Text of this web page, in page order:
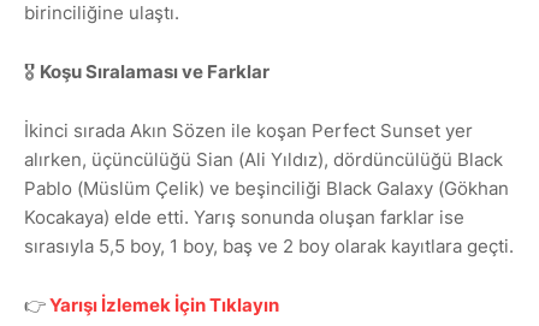
birinciliğine ulaştı.
🎖️ Koşu Sıralaması ve Farklar
İkinci sırada Akın Sözen ile koşan Perfect Sunset yer
alırken, üçüncülüğü Sian (Ali Yıldız), dördüncülüğü Black
Pablo (Müslüm Çelik) ve beşinciliği Black Galaxy (Gökhan
Kocakaya) elde etti. Yarış sonunda oluşan farklar ise
sırasıyla 5,5 boy, 1 boy, baş ve 2 boy olarak kayıtlara geçti.
👉Yarışı İzlemek İçin Tıklayın